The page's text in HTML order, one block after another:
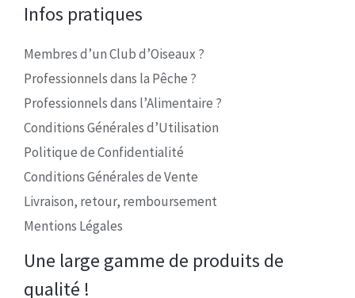
Infos pratiques
Membres d’un Club d’Oiseaux ?
Professionnels dans la Pêche ?
Professionnels dans l’Alimentaire ?
Conditions Générales d’Utilisation
Politique de Confidentialité
Conditions Générales de Vente
Livraison, retour, remboursement
Mentions Légales
Une large gamme de produits de
qualité !